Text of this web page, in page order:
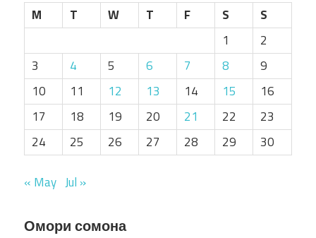
M
T W T F S
S
1
2
3
4 5 6 7 8
9
10
11 12 13 14 15
16
17
18 19 20 21 22
23
24
25 26 27 28 29 30
« May Jul »
Омори сомона